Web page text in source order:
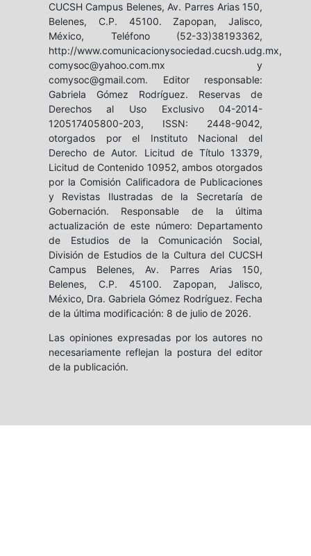
CUCSH Campus Belenes, Av. Parres Arias 150,
Belenes, C.P. 45100. Zapopan, Jalisco,
México, Teléfono (52-33)38193362,
http://www.comunicacionysociedad.cucsh.udg.mx,
comysoc@yahoo.com.mx y
comysoc@gmail.com. Editor responsable:
Gabriela Gómez Rodríguez. Reservas de
Derechos al Uso Exclusivo 04-2014-
120517405800-203, ISSN: 2448-9042,
otorgados por el Instituto Nacional del
Derecho de Autor. Licitud de Título 13379,
Licitud de Contenido 10952, ambos otorgados
por la Comisión Calificadora de Publicaciones
y Revistas Ilustradas de la Secretaría de
Gobernación. Responsable de la última
actualización de este número: Departamento
de Estudios de la Comunicación Social,
División de Estudios de la Cultura del CUCSH
Campus Belenes, Av. Parres Arias 150,
Belenes, C.P. 45100. Zapopan, Jalisco,
México, Dra. Gabriela Gómez Rodríguez. Fecha
de la última modificación: 8 de julio de 2026.
Las opiniones expresadas por los autores no
necesariamente reflejan la postura del editor
de la publicación.